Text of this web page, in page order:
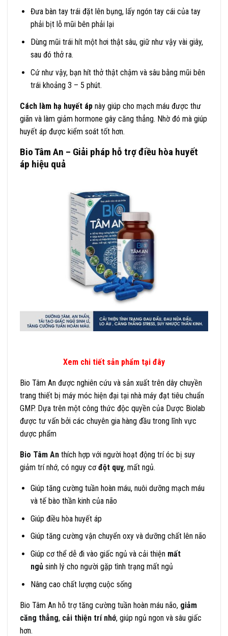
Đưa bàn tay trái đặt lên bụng, lấy ngón tay cái của tay
phải bịt lỗ mũi bên phải lại
Dùng mũi trái hít một hơi thật sâu, giữ như vậy vài giây,
sau đó thở ra.
Cứ như vậy, bạn hít thở thật chậm và sâu bằng mũi bên
trái khoảng 3 – 5 phút.
Cách làm hạ huyết áp này giúp cho mạch máu được thư
giãn và làm giảm hormone gây căng thẳng. Nhờ đó mà giúp
huyết áp được kiểm soát tốt hơn.
Bio Tâm An – Giải pháp hỗ trợ điều hòa huyết
áp hiệu quả
Xem chi tiết sản phẩm tại đây
Bio Tâm An được nghiên cứu và sản xuất trên dây chuyền
trang thiết bị máy móc hiện đại tại nhà máy đạt tiêu chuẩn
GMP. Dựa trên một công thức độc quyền của Dược Biolab
được tư vấn bởi các chuyên gia hàng đầu trong lĩnh vực
dược phẩm
Bio Tâm An thích hợp với người hoạt động trí óc bị suy
giảm trí nhớ, có nguy cơ đột quỵ, mất ngủ.
Giúp tăng cường tuần hoàn máu, nuôi dưỡng mạch máu
và tế bào thần kinh của não
Giúp điều hòa huyết áp
Giúp tăng cường vận chuyển oxy và dưỡng chất lên não
Giúp cơ thể dễ đi vào giấc ngủ và cải thiện mất
ngủ sinh lý cho người gặp tình trạng mất ngủ
Nâng cao chất lượng cuộc sống
Bio Tâm An hỗ trợ tăng cường tuần hoàn máu não, giảm
căng thẳng, cải thiện trí nhớ, giúp ngủ ngon và sâu giấc
hơn.